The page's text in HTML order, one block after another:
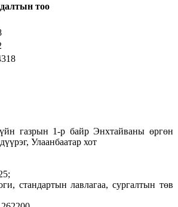
тоо
газрын 1-р байр Энхтайваны өргөн
Улаанбаатар хот
стандартын лавлагаа, сургалтын төв